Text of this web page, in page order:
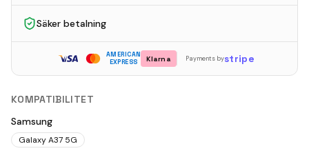
Säker betalning
AMERICAN
EXPRESS
Klarna Payments bystripe
KOMPATIBILITET
Samsung
Galaxy A37 5G